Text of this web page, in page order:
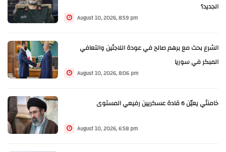
الجديد؟
August 10, 2026, 8:59 pm
الشرع بحث مع برهم صالح في عودة اللاجئين والتعافي
المبكر في سوريا
August 10, 2026, 8:06 pm
خامنئي يعيّن 6 قادة عسكريين رفيعي المستوى
August 10, 2026, 6:58 pm